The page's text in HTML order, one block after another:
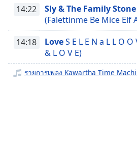
descriptions
selected
subtitles
settings,
14:22 Sly & The Family Stone
(Falettinme Be Mice Elf
14:18 LoveS E L E N a L L O
& L O V E)
รายการเพลง Kawartha Time